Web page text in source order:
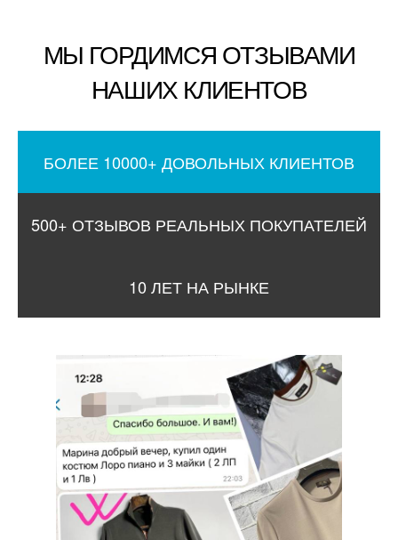
МЫ ГОРДИМСЯ ОТЗЫВАМИ
НАШИХ КЛИЕНТОВ
БОЛЕЕ 10000+ ДОВОЛЬНЫХ КЛИЕНТОВ
500+ ОТЗЫВОВ РЕАЛЬНЫХ ПОКУПАТЕЛЕЙ
10 ЛЕТ НА РЫНКЕ